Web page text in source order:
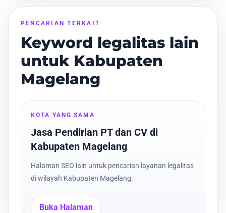
PENCARIAN TERKAIT
Keyword legalitas lain
untuk Kabupaten
Magelang
KOTA YANG SAMA
Jasa Pendirian PT dan CV di
Kabupaten Magelang
Halaman SEO lain untuk pencarian layanan legalitas
di wilayah Kabupaten Magelang.
Buka Halaman